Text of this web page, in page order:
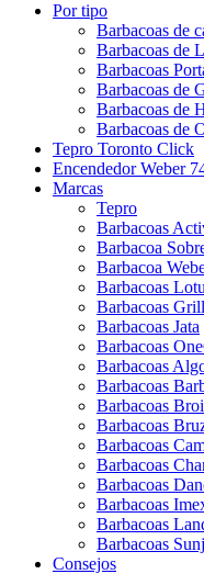
Por tipo
Barbacoas de
Barbacoas de
Barbacoas
Barbacoas de
Barbacoas de
Barbacoas de
Tepro Toronto Click
Encendedor Weber
Marcas
Tepro
Barbacoas
Barbacoa
Barbacoa
Barbacoas
Barbacoas
Barbacoas Jata
Barbacoas
Barbacoas
Barbacoas
Barbacoas
Barbacoas
Barbacoas
Barbacoas
Barbacoas
Barbacoas
Barbacoas
Barbacoas
Consejos